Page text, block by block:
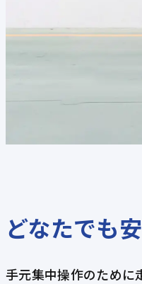
どなたでも
手元集中操作のために